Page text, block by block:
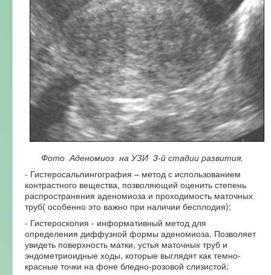
Фото Аденомиоз на УЗИ 3-й стадии развития.
- Гистеросальпингография – метод с использованием
контрастного вещества, позволяющий оценить степень
распространения аденомиоза и проходимость маточных
труб( особенно это важно при наличии бесплодия);
- Гистероскопия - информативный метод для
определения диффузной формы аденомиоза. Позволяет
увидеть поверхность матки, устья маточных труб и
эндометриоидные ходы, которые выглядят как темно-
красные точки на фоне бледно-розовой слизистой;